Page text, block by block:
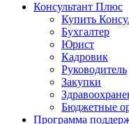
Консультант Плюс
Купить
Бухгалтер
Юрист
Кадровик
Руководитель
Закупки
Бюджетные
Программа